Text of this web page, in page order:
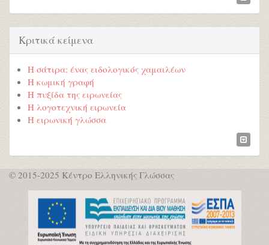
Κριτικά κείμενα
Η σάτιρα: ένας ειδολογικός χαμαιλέων
Η κωμική γραφή
Η πυξίδα της ειρωνείας
Η λογοτεχνική ειρωνεία
Η ειρωνική γλώσσα
© 2015-2025 Κέντρο Ελληνικής Γλώσσας